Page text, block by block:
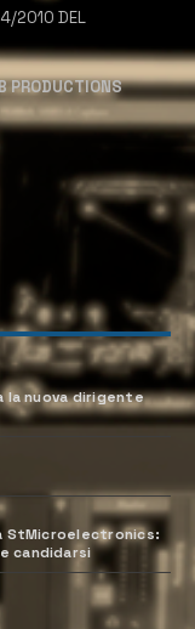
2010 DEL
PRODUCTIONS
la nuova dirigente
StMicroelectronics:
candidarsi